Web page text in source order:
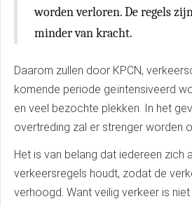
worden verloren. De regels
minder van kracht.
Daarom zullen door KPCN,
komende periode geïntensiveerd
en veel bezochte plekken. In het
overtreding zal er strenger worden
Het is van belang dat iedereen zich
verkeersregels houdt, zodat de
verhoogd. Want veilig verkeer is